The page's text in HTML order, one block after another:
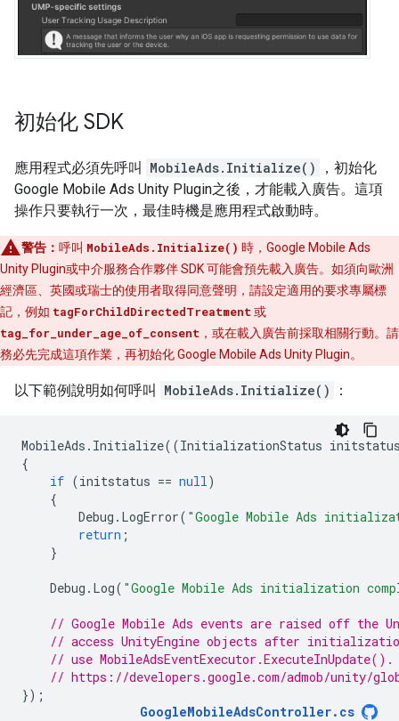
初始化 SDK
應用程式必須先呼叫 MobileAds.Initialize()
，初始化
Google Mobile Ads Unity Plugin之後，才能載入廣告。這項
操作只要執行一次，最佳時機是應用程式啟動時。
警告： 呼叫 MobileAds.Initialize() 時， Google Mobile Ads
Unity Plugin或中介服務合作夥伴 SDK 可能會預先載入廣告。如須向歐洲
經濟區、英國或瑞士的使用者取得同意聲明，請設定適用的要求專屬標
記，例如 tagForChildDirectedTreatment 或
tag_for_under_age_of_consent ，或在載入廣告前採取相關行動。請
務必先完成這項作業，再初始化Google Mobile Ads Unity Plugin。
以下範例說明如何呼叫 MobileAds.Initialize() ：
MobileAds . Initialize((InitializationStatus
{
if (initstatus == null )
{
Debug . LogError( "Google Mobile Ads
return ;
}
Debug . Log( "Google Mobile Ads initialization
// Google Mobile Ads events are raised off the
// access UnityEngine objects after
// use
// https://developers.google.com/admob/unity/
});
GoogleMobileAdsController. cs